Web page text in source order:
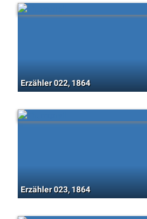
Erzähler 022, 1864
Erzähler 023, 1864